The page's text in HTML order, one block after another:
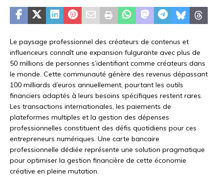
Le paysage professionnel des créateurs de contenus et
influenceurs connaît une expansion fulgurante avec plus de
50 millions de personnes s’identifiant comme créateurs dans
le monde. Cette communauté génère des revenus dépassant
100 milliards d’euros annuellement, pourtant les outils
financiers adaptés à leurs besoins spécifiques restent rares.
Les transactions internationales, les paiements de
plateformes multiples et la gestion des dépenses
professionnelles constituent des défis quotidiens pour ces
entrepreneurs numériques. Une carte bancaire
professionnelle dédiée représente une solution pragmatique
pour optimiser la gestion financière de cette économie
créative en pleine mutation.